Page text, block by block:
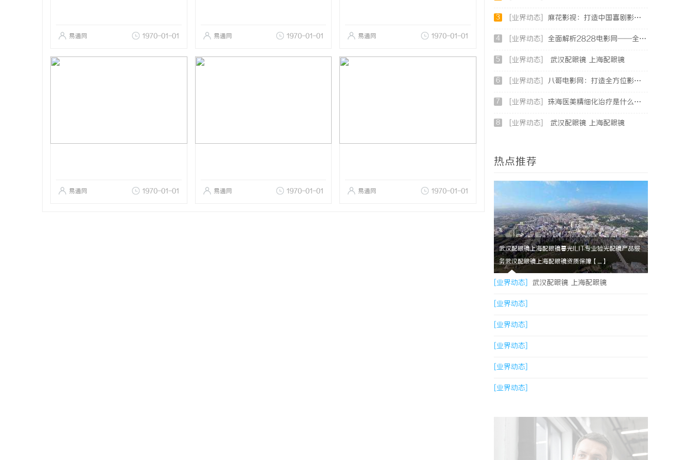
易通网 1970-01-01 易通网 1970-01-01 易通网 1970-01-01
易通网 1970-01-01 易通网 1970-01-01 易通网 1970-01-01
3 [业界动态] 麻花影视：打造中国喜剧影视新高地的创新典范
4 [业界动态] 全面解析2828电影网——全方位提升你的观影体验平台
5 [业界动态] 武汉配眼镜 上海配眼镜
6 [业界动态] 八哥电影网：打造全方位影视娱乐新体验的平台解析
7 [业界动态] 珠海医美精细化治疗是什么？珠海专业医美机构筛选标准科普
8 [业界动态] 武汉配眼镜 上海配眼镜
热点推荐
武汉配眼镜上海配眼镜暮光ILIT专业验光配镜产品服
务武汉配眼镜上海配眼镜资质保障【....】
[业界动态] 武汉配眼镜 上海配眼镜
[业界动态]
[业界动态]
[业界动态]
[业界动态]
[业界动态]